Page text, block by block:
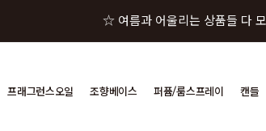
☆ 여름과 어울리는 상품들 다
프래그런스오일 조향베이스 퍼퓸/룸스프레이 캔들